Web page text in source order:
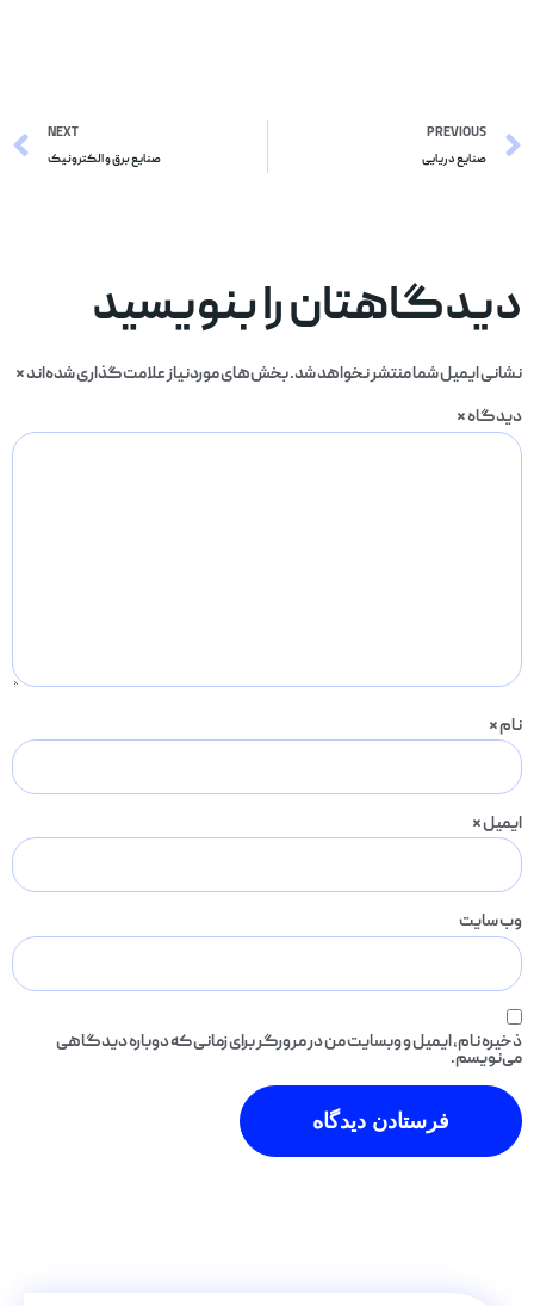
PREVIOUS
صنایع دریایی
NEXT
صنایع برق و الکترونیک
دیدگاهتان را بنویسید
نشانی ایمیل شما منتشر نخواهد شد.بخش‌های موردنیاز علامت‌گذاری شده‌اند*
دیدگاه*
نام*
ایمیل*
وب‌ سایت
ذخیره نام، ایمیل و وبسایت من در مرورگر برای زمانی که دوباره دیدگاهی
می‌نویسم.